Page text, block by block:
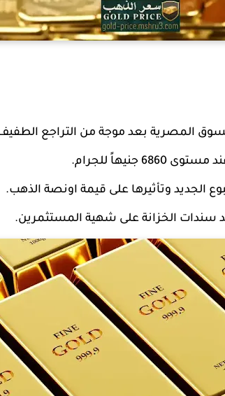
المصرية بعد موجة من التراجع
الجديد وتأثيرها على قيمة اونصة الذهب.
سندات الخزانة على شهية المستثمرين.